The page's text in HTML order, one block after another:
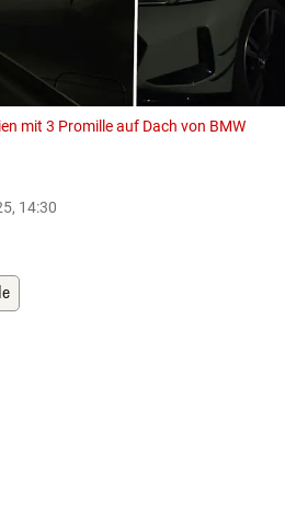
mit 3 Promille auf Dach von BMW
14:30